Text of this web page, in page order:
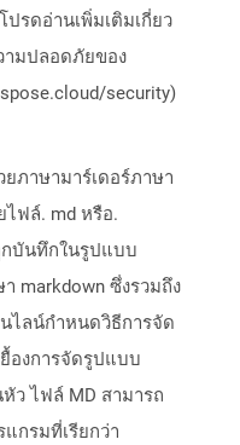
รดอ่านเพิ่มเติมเกี่ยว
มปลอดภัยของ
security)
ภาษามาร์เดอร์ภาษา
ฟล์. md หรือ.
กบันทึกในรูปแบบ
markdown ซึ่งรวมถึง
ลน์กำหนดวิธีการจัด
องการจัดรูปแบบ
ว ไฟล์ MD สามารถ
กรมที่เรียกว่า